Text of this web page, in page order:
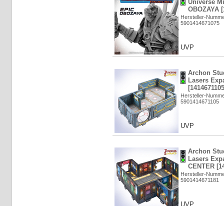
Universe
OBOZAYA
Hersteller-
5901414671075
UVP
Archon
Lasers
Hersteller-
5901414671105
UVP
Archon
Lasers
CENTER
Hersteller-
5901414671181
UVP